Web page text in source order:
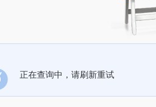
正在查询中，请刷新重试